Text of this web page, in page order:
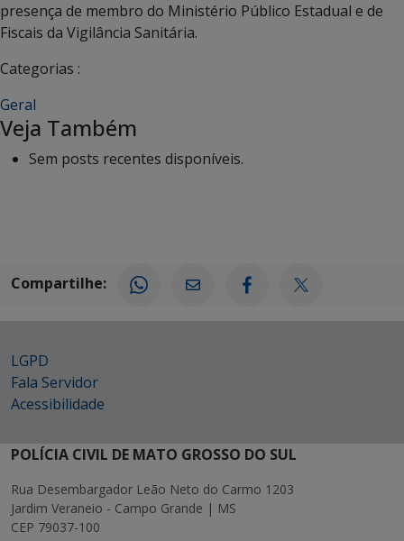
presença de membro do Ministério Público Estadual e de
Fiscais da Vigilância Sanitária.
Categorias :
Geral
Veja Também
Sem posts recentes disponíveis.
Compartilhe:
LGPD
Fala Servidor
Acessibilidade
POLÍCIA CIVIL DE MATO GROSSO DO SUL
Rua Desembargador Leão Neto do Carmo 1203
Jardim Veraneio - Campo Grande | MS
CEP 79037-100